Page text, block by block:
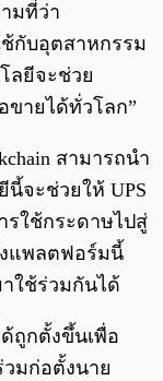
มที่ว่า
ช้กับอุตสาหกรรม
ลยีจะช่วย
ขายได้ทั่วโลก”
สามารถนำ
จะช่วยให้ UPS
รใช้กระดาษไปสู่
แพลตฟอร์มนี้
ใช้ร่วมกันได้
ถูกตั้งขึ้นเพื่อ
มก่อตั้งนาย